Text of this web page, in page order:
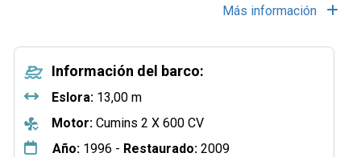
Más información
Información del barco:
Eslora: 13,00 m
Motor: Cumins 2 X 600 CV
Año: 1996 - Restaurado: 2009